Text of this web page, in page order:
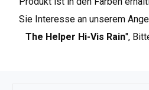
sind, von
Möglichkeit,
Erfahren Sie mehr
bestimmt ist. Das Angebot
die die Arbeitskleidung
Kollektion Mark the Helper sind
Sie Interesse an unserem
The Helper Hi-Vis Rain",